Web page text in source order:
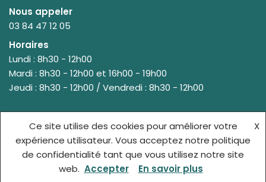
Nous appeler
03 84 47 12 05
Horaires
Lundi : 8h30 - 12h00
Mardi : 8h30 - 12h00 et 16h00 - 19h00
Jeudi : 8h30 - 12h00 / Vendredi : 8h30 - 12h00
© {site_title} {current_year}
ACCUEIL
MENTIONS LÉGALES
POLITIQUE DE CONFIDENTIALITÉ
CONTACT
Ce site utilise des cookies pour améliorer votre
expérience utilisateur. Vous acceptez notre politique
de confidentialité tant que vous utilisez notre site
web.
X
Accepter En savoir plus